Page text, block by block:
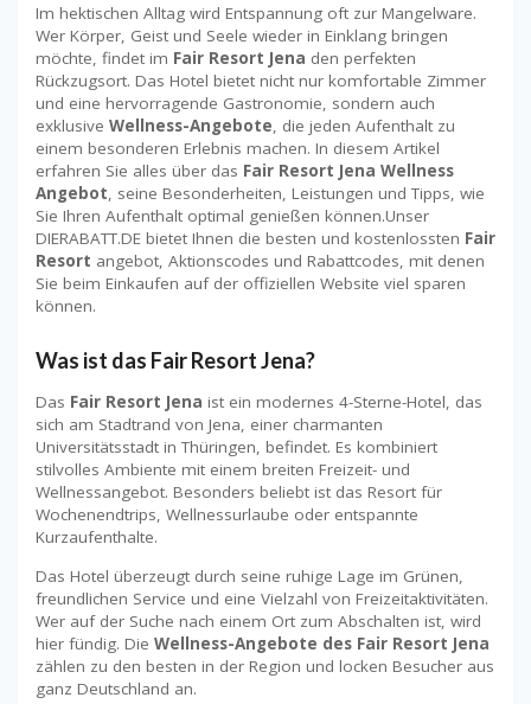
Im hektischen Alltag wird Entspannung oft zur Mangelware.
Wer Körper, Geist und Seele wieder in Einklang bringen
möchte, findet im Fair Resort Jena den perfekten
Rückzugsort. Das Hotel bietet nicht nur komfortable Zimmer
und eine hervorragende Gastronomie, sondern auch
exklusive Wellness-Angebote, die jeden Aufenthalt zu
einem besonderen Erlebnis machen. In diesem Artikel
erfahren Sie alles über das Fair Resort Jena Wellness
Angebot, seine Besonderheiten, Leistungen und Tipps, wie
Sie Ihren Aufenthalt optimal genießen können.Unser
DIERABATT.DE bietet Ihnen die besten und kostenlossten Fair
Resort angebot, Aktionscodes und Rabattcodes, mit denen
Sie beim Einkaufen auf der offiziellen Website viel sparen
können.
Was ist das Fair Resort Jena?
Das Fair Resort Jena ist ein modernes 4-Sterne-Hotel, das
sich am Stadtrand von Jena, einer charmanten
Universitätsstadt in Thüringen, befindet. Es kombiniert
stilvolles Ambiente mit einem breiten Freizeit- und
Wellnessangebot. Besonders beliebt ist das Resort für
Wochenendtrips, Wellnessurlaube oder entspannte
Kurzaufenthalte.
Das Hotel überzeugt durch seine ruhige Lage im Grünen,
freundlichen Service und eine Vielzahl von Freizeitaktivitäten.
Wer auf der Suche nach einem Ort zum Abschalten ist, wird
hier fündig. Die Wellness-Angebote des Fair Resort Jena
zählen zu den besten in der Region und locken Besucher aus
ganz Deutschland an.